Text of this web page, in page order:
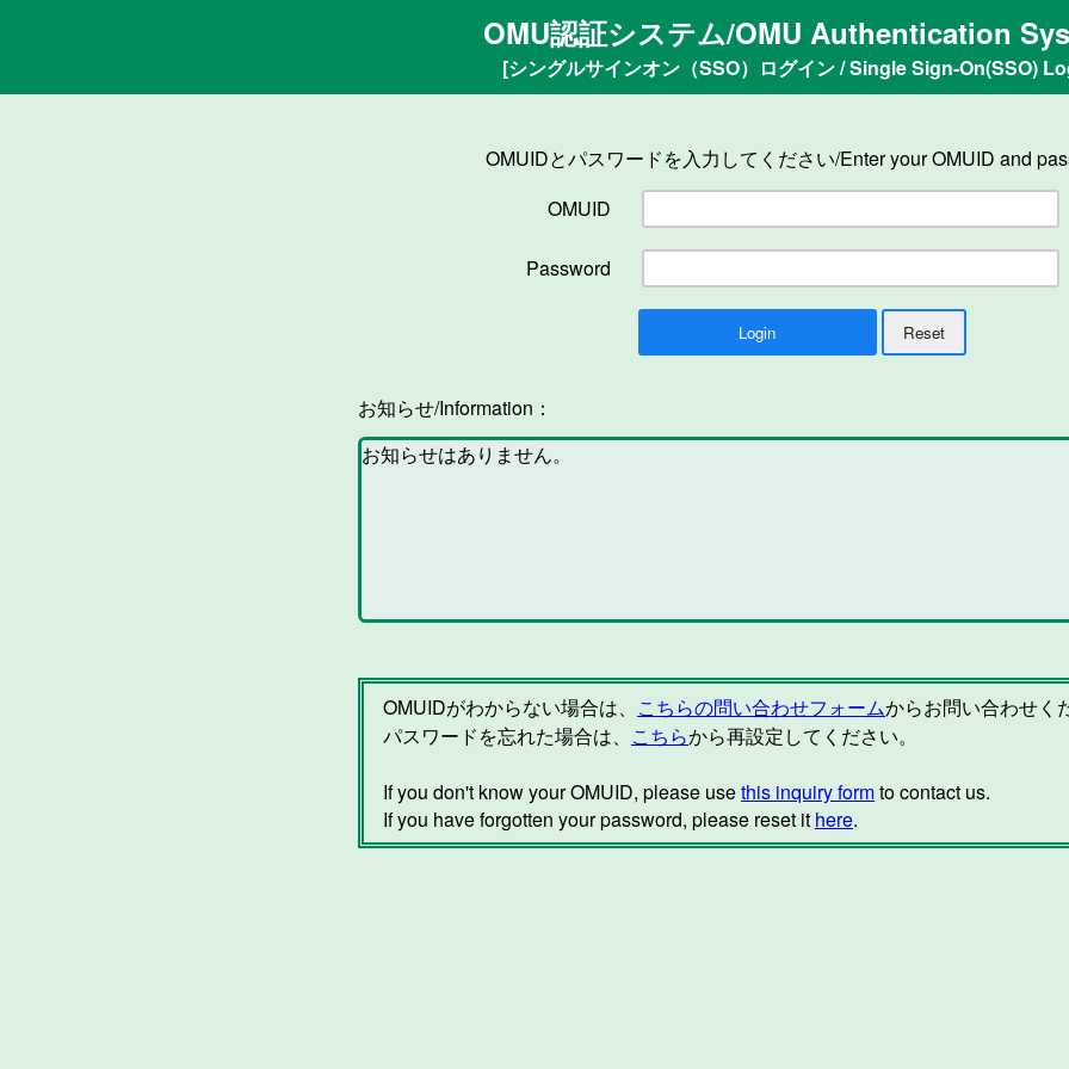
OMU認証システム/OMU Authentication
[シングルサインオン（SSO）ログイン / Single Sign-On(SSO)
OMUIDとパスワードを入力してください/Enter your OMUID and
OMUID
Password
お知らせ/Information：
OMUIDがわからない場合は、 こちらの問い合わせフォームからお問い合わせく
パスワードを忘れた場合は、 こちらから再設定してください。
If you don't know your OMUID, please usethis inquiry formto contact us.
If you have forgotten your password, please reset it here.